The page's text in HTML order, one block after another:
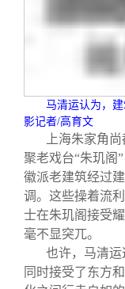
马清运认为，
影记者/高育文
上海朱家角
聚老戏台“朱玑阁
徽派老建筑经过
调。这些操着流
士在朱玑阁接受
毫不显突兀。
也许，马清
同时接受了东方